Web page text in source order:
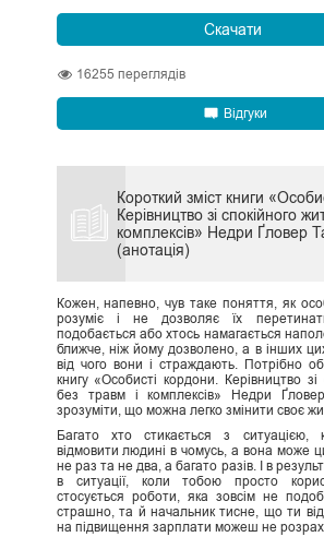
Скачати
16255 переглядів
Відгуки
Короткий зміст книги
Керівництво зі спокійного
комплексів» Недри Ґловер
(анотація)
Кожен, напевно, чув таке поняття, як
розуміє і не дозволяє їх
подобається або хтось намагається
ближче, ніж йому дозволено, а в інших
від чого вони і страждають. Потрібно
книгу «Особисті кордони. Керівництво зі
без травм і комплексів» Недри
зрозуміти, що можна легко змінити своє
Багато хто стикається з
відмовити людині в чомусь, а вона може
не раз та не два, а багато разів. І в
в ситуації, коли тобою просто
стосується роботи, яка зовсім не
страшно, та й начальник тисне, що ти
на підвищення зарплати можеш не